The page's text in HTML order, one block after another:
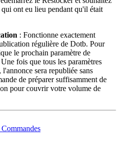
qui ont eu lieu pendant qu'il était
: Fonctionne exactement
régulière de Dotb. Pour
le prochain paramètre de
fois que tous les paramètres
sera republiée sans
de préparer suffisamment de
pour couvrir votre volume de